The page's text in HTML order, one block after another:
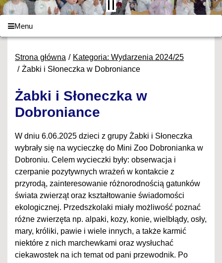
Menu
Strona główna
Kategoria: Wydarzenia 2024/25
Żabki i Słoneczka w Dobroniance
Żabki i Słoneczka w
Dobroniance
W dniu 6.06.2025 dzieci z grupy Żabki i Słoneczka
wybrały się na wycieczkę do Mini Zoo Dobronianka w
Dobroniu. Celem wycieczki były: obserwacja i
czerpanie pozytywnych wrażeń w kontakcie z
przyrodą, zainteresowanie różnorodnością gatunków
świata zwierząt oraz kształtowanie świadomości
ekologicznej. Przedszkolaki miały możliwość poznać
różne zwierzęta np. alpaki, kozy, konie, wielbłądy, osły,
mary, króliki, pawie i wiele innych, a także karmić
niektóre z nich marchewkami oraz wysłuchać
ciekawostek na ich temat od pani przewodnik. Po